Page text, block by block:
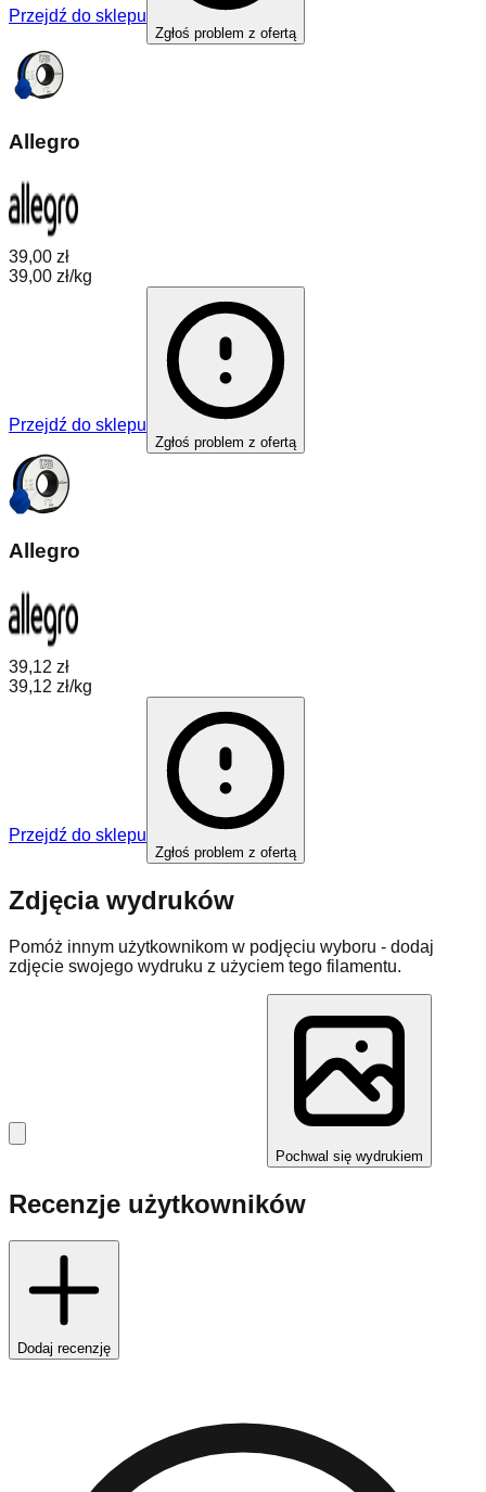
Przejdź do sklepu
Zgłoś problem z ofertą
Allegro
39,00 zł
39,00 zł/kg
Przejdź do sklepu
Zgłoś problem z ofertą
Allegro
39,12 zł
39,12 zł/kg
Przejdź do sklepu
Zgłoś problem z ofertą
Zdjęcia wydruków
Pomóż innym użytkownikom w podjęciu wyboru - dodaj
zdjęcie swojego wydruku z użyciem tego filamentu.
Pochwal się wydrukiem
Recenzje użytkowników
Dodaj recenzję